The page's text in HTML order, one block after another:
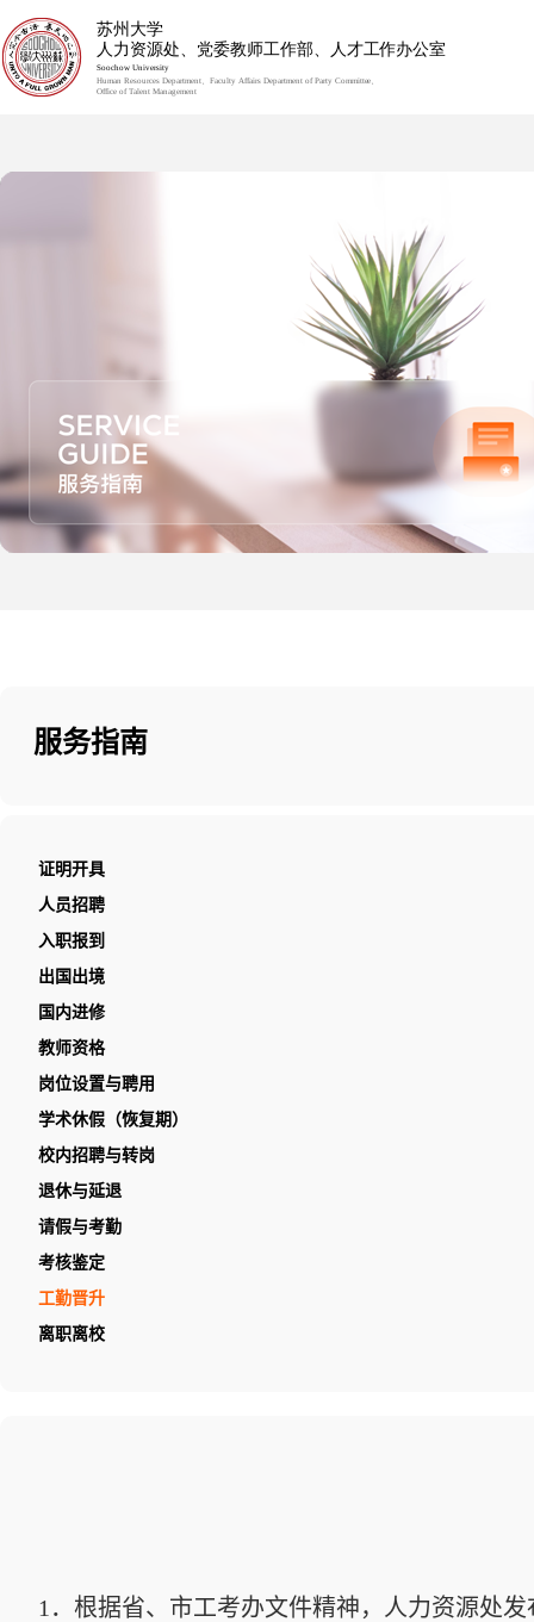
服务指南
证明开具
人员招聘
入职报到
出国出境
国内进修
教师资格
岗位设置与聘用
学术休假（恢复期）
校内招聘与转岗
退休与延退
请假与考勤
考核鉴定
工勤晋升
离职离校
1．根据省、市工考办文件精神，人力资源处发